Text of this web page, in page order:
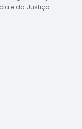
e da Justiça.